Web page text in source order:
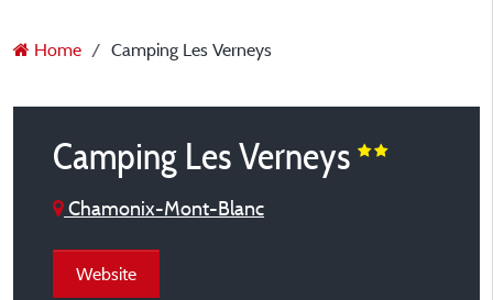
Home Camping Les Verneys
Camping Les Verneys
Chamonix-Mont-Blanc
Website